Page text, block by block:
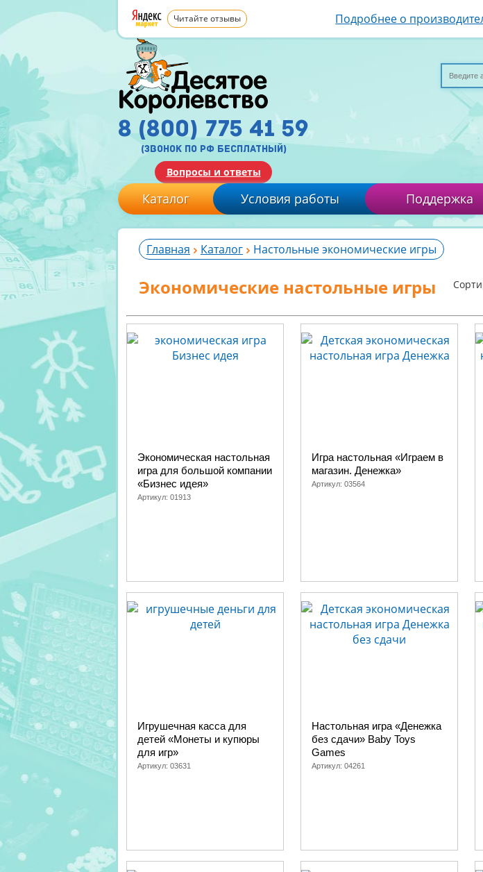
Читайте отзывы Подробнее о
8 (800) 775 41 59
(звонок по рф бесплатный)
Вопросы и ответы
Каталог Условия работы Поддержка
Главная Каталог Настольные экономические игры
Экономические настольные игры
Экономическая настольная
игра для большой компании
«Бизнес идея»
Артикул: 01913
Игра настольная «Играем в
магазин. Денежка»
Артикул: 03564
Игрушечная касса для
детей «Монеты и купюры
для игр»
Артикул: 03631
Настольная игра «Денежка
без сдачи» Baby Toys
Gаmes
Артикул: 04261